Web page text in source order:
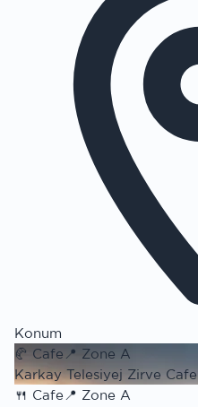
Konum
🥐 Cafe 📍 Zone A
Karkay Telesiyej Zirve Cafe
🍴 Cafe📍 Zone A